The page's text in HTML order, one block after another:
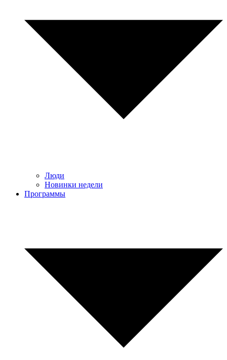
Люди
Новинки недели
Программы